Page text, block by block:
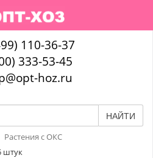
110-36-37
333-53-45
hoz.ru
НАЙТИ
Растения с ОКС
штук